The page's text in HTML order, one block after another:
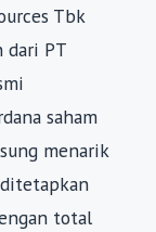
Tbk
dari PT
saham
menarik
total